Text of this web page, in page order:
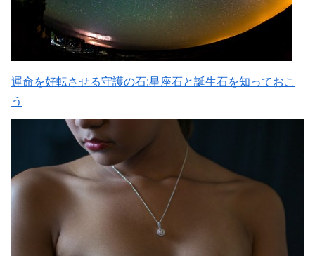
運命を好転させる守護の石:星座石と誕生石を知っておこ
う